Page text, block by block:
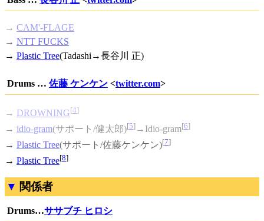
→ CAM'-FLAGE
→ NTT FUCKS
→ Plastic Tree(Tadashi→長谷川 正)
Drums … 佐藤 ケンケン <twitter.com>
→ DROWNING[4]
→ idio-gram(サポート/健太郎)[5] →Idio-gram[6]
→ Plastic Tree(サポート/佐藤ケンケン)[7]
→ Plastic Tree[8]
関係者
Drums…ササブチ ヒロシ